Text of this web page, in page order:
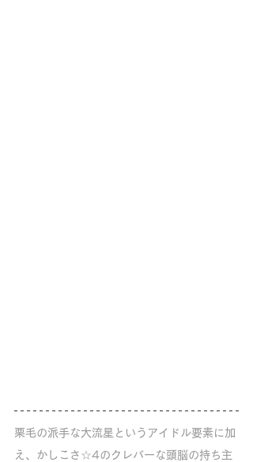
栗毛の派手な大流星というアイドル要素に加
え、かしこさ☆4のクレバーな頭脳の持ち主